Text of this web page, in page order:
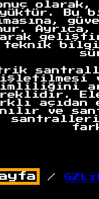
Bu
teknik
işletilmesi
ve
/